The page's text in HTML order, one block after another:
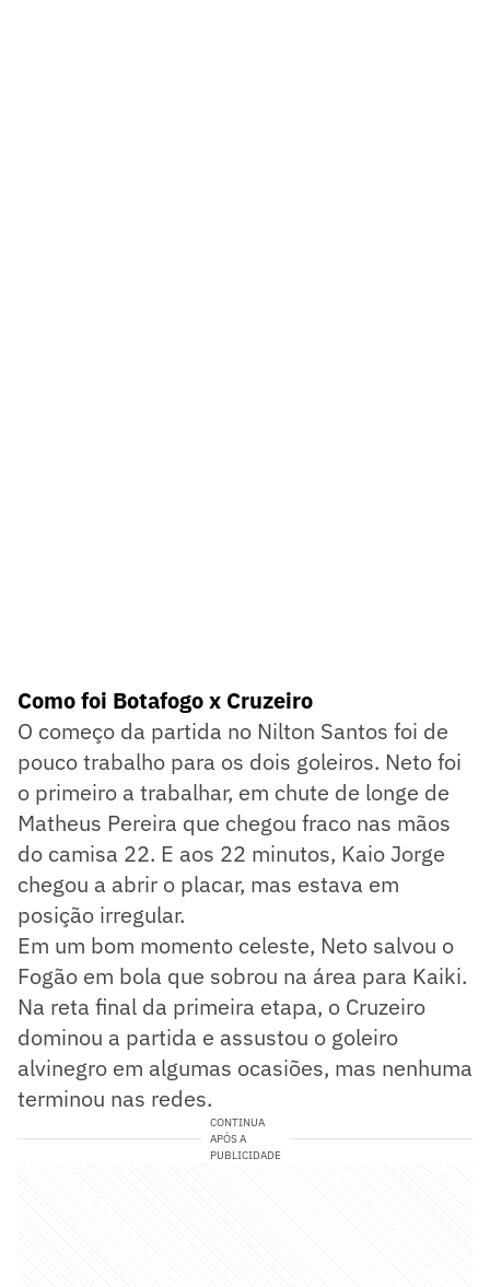
Como foi Botafogo x Cruzeiro
O começo da partida no Nilton Santos foi de
pouco trabalho para os dois goleiros. Neto foi
o primeiro a trabalhar, em chute de longe de
Matheus Pereira que chegou fraco nas mãos
do camisa 22. E aos 22 minutos, Kaio Jorge
chegou a abrir o placar, mas estava em
posição irregular.
Em um bom momento celeste, Neto salvou o
Fogão em bola que sobrou na área para Kaiki.
Na reta final da primeira etapa, o Cruzeiro
dominou a partida e assustou o goleiro
alvinegro em algumas ocasiões, mas nenhuma
terminou nas redes.
CONTINUA
APÓS A
PUBLICIDADE